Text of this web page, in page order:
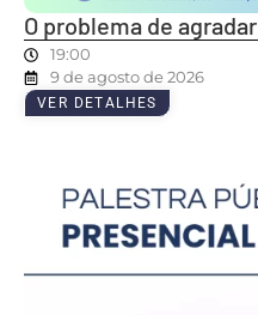
O problema de agradar
19:00
9 de agosto de 2026
VER DETALHES